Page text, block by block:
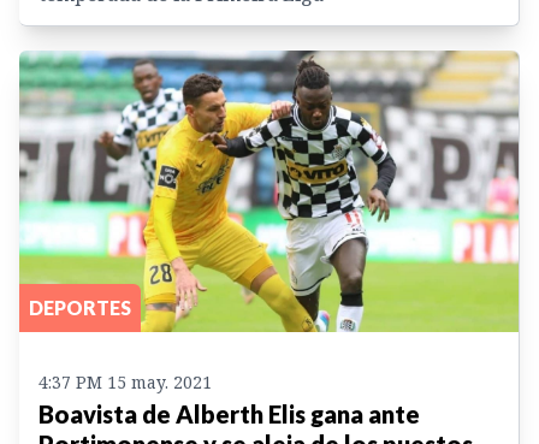
DEPORTES
4:37 PM 15 may. 2021
Boavista de Alberth Elis gana ante